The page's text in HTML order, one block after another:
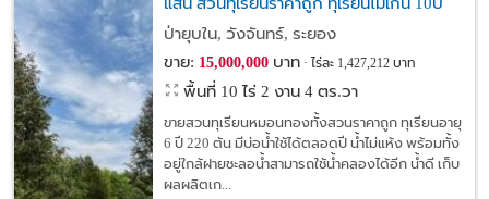
แปลงเล็ก ทุเรียนสวย ป่ายุบใน วังจันทร์
ป่ายุบใน, วังจันทร์, ระยอง
ขาย: 15,000,000บาท ไร่ละ 1,427,212 บาท
พื้นที่ 10 ไร่ 2 งาน 4 ตร.วา
ขายสวนทุเรียนหมอนทองทั้งสวนราคาถูก ทุเรียนอายุ
6 ปี 220 ต้น มีบ่อน้ำใช้ได้ตลอดปี น้ำไม่แห้ง พร้อมทั้ง
อยู่ใกล้ฝายชะลอน้ำสามารถใช้น้ำคลองได้อีก น้ำดี เก็บ
ผลผลิตเก...